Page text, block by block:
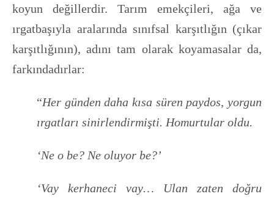
koyun değillerdir. Tarım emekçileri, ağa ve
ırgatbaşıyla aralarında sınıfsal karşıtlığın (çıkar
karşıtlığının), adını tam olarak koyamasalar da,
farkındadırlar:
“Her günden daha kısa süren paydos, yorgun
ırgatları sinirlendirmişti. Homurtular oldu.
‘Ne o be? Ne oluyor be?’
‘Vay kerhaneci vay… Ulan zaten doğru